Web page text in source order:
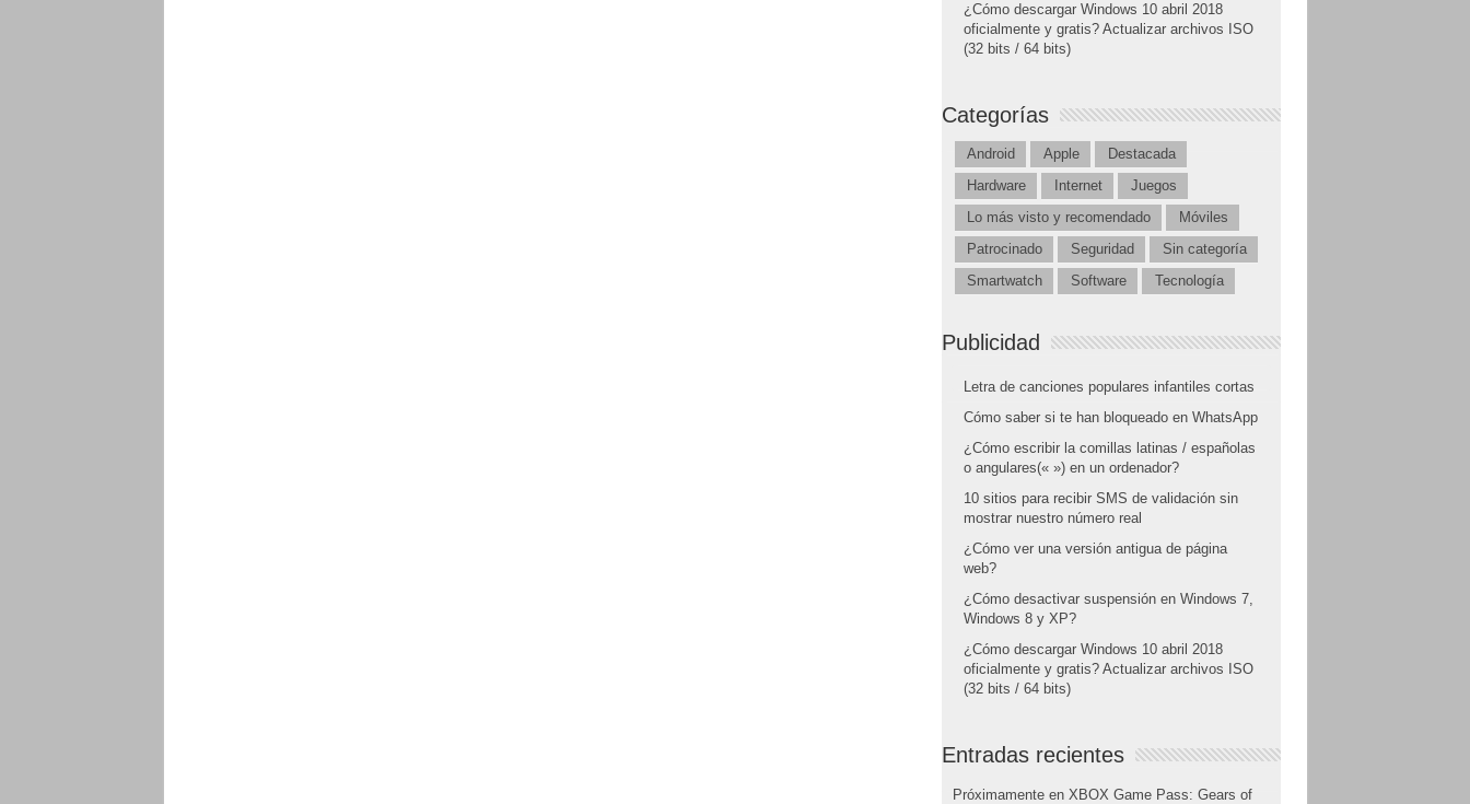
¿Cómo descargar Windows 10 abril 2018
oficialmente y gratis? Actualizar archivos ISO
(32 bits / 64 bits)
Categorías
Android Apple
Destacada
Hardware
Internet
Juegos
Lo más visto y recomendado
Móviles
Patrocinado
Seguridad
Sin categoría
Smartwatch
Software Tecnología
Publicidad
Letra de canciones populares infantiles cortas
Cómo saber si te han bloqueado en WhatsApp
¿Cómo escribir la comillas latinas / españolas
o angulares(« ») en un ordenador?
10 sitios para recibir SMS de validación sin
mostrar nuestro número real
¿Cómo ver una versión antigua de página
web?
¿Cómo desactivar suspensión en Windows 7,
Windows 8 y XP?
¿Cómo descargar Windows 10 abril 2018
oficialmente y gratis? Actualizar archivos ISO
(32 bits / 64 bits)
Entradas recientes
Próximamente en XBOX Game Pass: Gears of